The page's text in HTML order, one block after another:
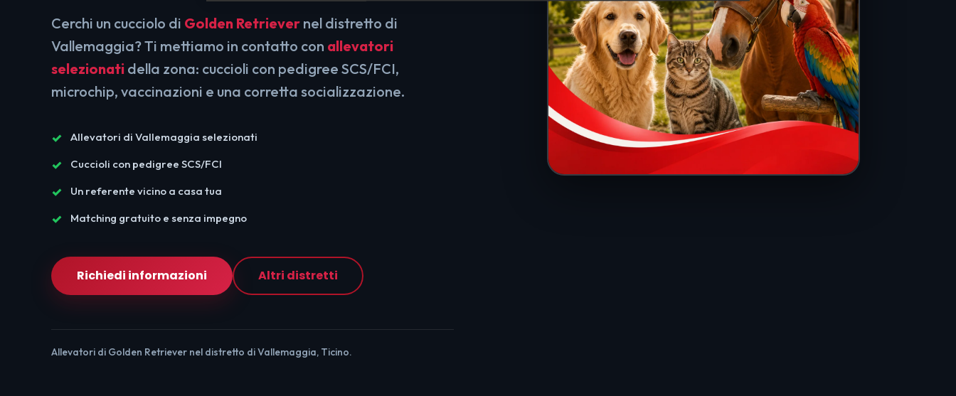
Cerchi un cucciolo di Golden Retriever nel distretto di
Vallemaggia? Ti mettiamo in contatto con allevatori
selezionati della zona: cuccioli con pedigree SCS/FCI,
microchip, vaccinazioni e una corretta socializzazione.
Allevatori di Vallemaggia selezionati
Cuccioli con pedigree SCS/FCI
Un referente vicino a casa tua
Matching gratuito e senza impegno
Richiedi informazioni Altri distretti
Allevatori di Golden Retriever nel distretto di Vallemaggia, Ticino.